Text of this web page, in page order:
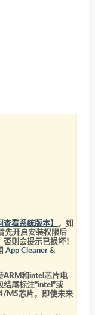
查看系统版本】
，如
先开启安装权限后
否则会提示已损坏！
App Cleaner &
ARM和intel芯片电
尾标注“intel”或
M5芯片，即使未来